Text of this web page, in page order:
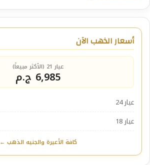
أسعار الذهب الآن
عيار 21 (الأكثر مبيعاً)
6,985 ج.م
عيار 24
عيار 18
كافة الأعيرة والجنيه الذهب ←